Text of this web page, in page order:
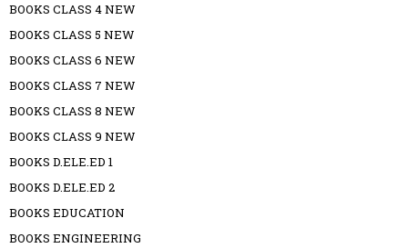
BOOKS CLASS 4 NEW
BOOKS CLASS 5 NEW
BOOKS CLASS 6 NEW
BOOKS CLASS 7 NEW
BOOKS CLASS 8 NEW
BOOKS CLASS 9 NEW
BOOKS D.ELE.ED 1
BOOKS D.ELE.ED 2
BOOKS EDUCATION
BOOKS ENGINEERING